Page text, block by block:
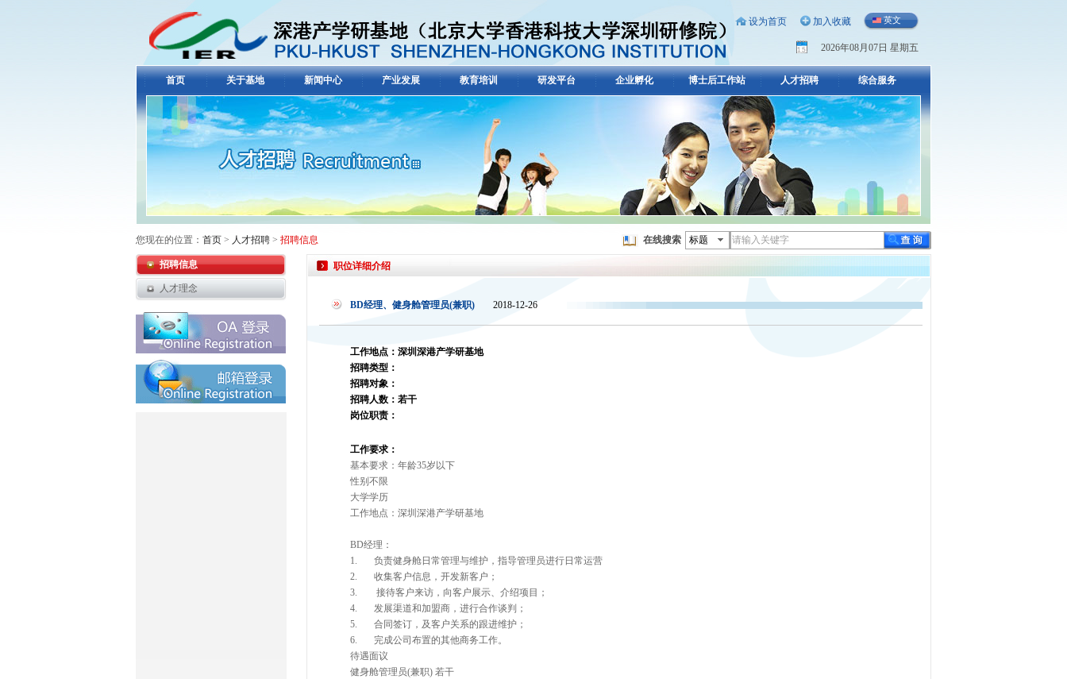
设为首页 加入收藏 英文
2026年08月07日 星期五
首页 关于基地 新闻中心 产业发展 教育培训 研发平台 企业孵化 博士后工作站 人才招聘 综合服务
您现在的位置： 首页 > 人才招聘 > 招聘信息 在线搜索 标题
职位详细介绍
BD经理、健身舱管理员(兼职) 2018-12-26
工作地点：深圳深港产学研基地
招聘类型：
招聘对象：
招聘人数：若干
岗位职责：
工作要求：
基本要求：年龄35岁以下
性别不限
大学学历
工作地点：深圳深港产学研基地
BD经理：
1. 负责健身舱日常管理与维护，指导管理员进行日常运营
2. 收集客户信息，开发新客户；
3. 接待客户来访，向客户展示、介绍项目；
4. 发展渠道和加盟商，进行合作谈判；
5. 合同签订，及客户关系的跟进维护；
6. 完成公司布置的其他商务工作。
待遇面议
健身舱管理员(兼职) 若干
招聘信息
人才理念